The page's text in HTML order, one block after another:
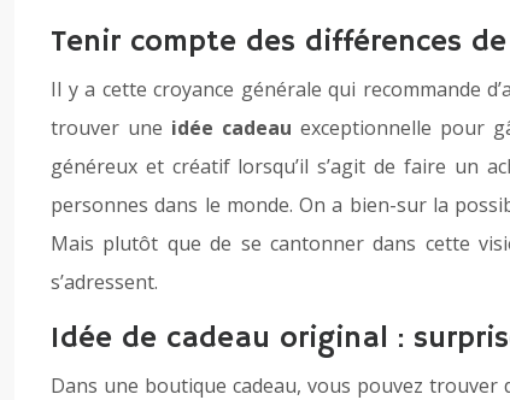
Tenir compte des différences
Il y a cette croyance générale qui recommande
trouver une idée cadeau exceptionnelle pour
généreux et créatif lorsqu’il s’agit de faire un
personnes dans le monde. On a bien-sur la
Mais plutôt que de se cantonner dans cette
s’adressent.
Idée de cadeau original :
Dans une boutique cadeau, vous pouvez trouver